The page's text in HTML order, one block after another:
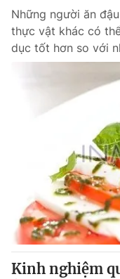
Những người ăn
thực vật khác có
dục tốt hơn so với
Kinh nghiệm